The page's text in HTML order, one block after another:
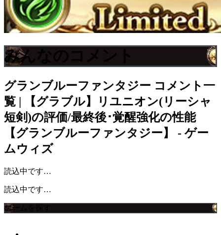
みんなのコメント
グランブルーファンタジー コメント一
覧 | 【グラブル】リユニオン(リーシャ
短剣)の評価/最終後･覚醒強化の性能
【グランブルーファンタジー】 - ゲー
ムウィズ
読込中です…
読込中です…
ゲームを探す